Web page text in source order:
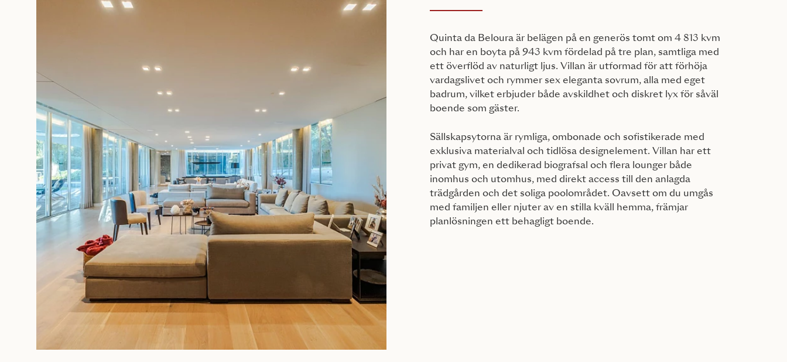
Quinta da Beloura är belägen på en generös tomt om 4 813 kvm
och har en boyta på 943 kvm fördelad på tre plan, samtliga med
ett överflöd av naturligt ljus. Villan är utformad för att förhöja
vardagslivet och rymmer sex eleganta sovrum, alla med eget
badrum, vilket erbjuder både avskildhet och diskret lyx för såväl
boende som gäster.
Sällskapsytorna är rymliga, ombonade och sofistikerade med
exklusiva materialval och tidlösa designelement. Villan har ett
privat gym, en dedikerad biografsal och flera lounger både
inomhus och utomhus, med direkt access till den anlagda
trädgården och det soliga poolområdet. Oavsett om du umgås
med familjen eller njuter av en stilla kväll hemma, främjar
planlösningen ett behagligt boende.